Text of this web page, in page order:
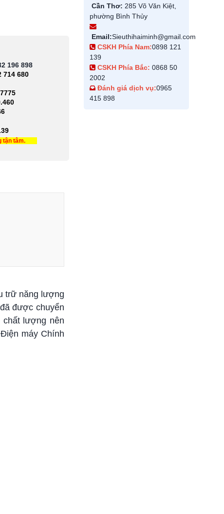
196 898
714 680
tận tâm.
Cần Thơ: 285 Võ Văn Kiệt,
phường Bình Thủy
Email:Sieuthihaiminh@gmail.com
CSKH Phía Nam:0898 121
139
CSKH Phía Bắc: 0868 50
2002
Đánh giá dịch vụ:0965
415 898
trữ năng lượng
được chuyển
lượng nên
máy Chính